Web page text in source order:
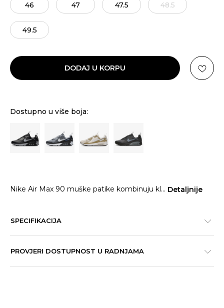
46 47 47.5 48.5
49.5
DODAJ U KORPU
Dostupno u više boja:
Nike Air Max 90 muške patike kombinuju kl... Detaljnije
SPECIFIKACIJA
PROVJERI DOSTUPNOST U RADNJAMA